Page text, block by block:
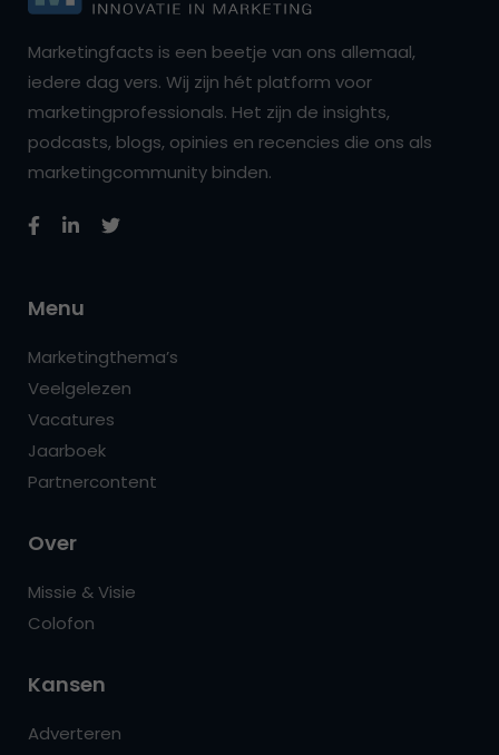
Marketingfacts is een beetje van ons allemaal,
iedere dag vers. Wij zijn hét platform voor
marketingprofessionals. Het zijn de insights,
podcasts, blogs, opinies en recencies die ons als
marketingcommunity binden.
Menu
Marketingthema’s
Veelgelezen
Vacatures
Jaarboek
Partnercontent
Over
Missie & Visie
Colofon
Kansen
Adverteren